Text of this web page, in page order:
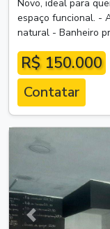
Novo, ideal para
espaço funcional. -
natural - Banheiro
R$ 150.000
Contatar
Anterior